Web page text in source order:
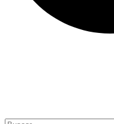
Buscar: